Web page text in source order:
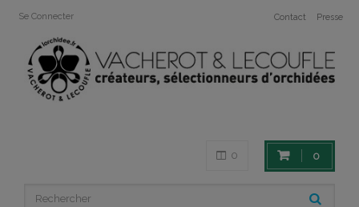
Contact Presse
Se Connecter
0
0